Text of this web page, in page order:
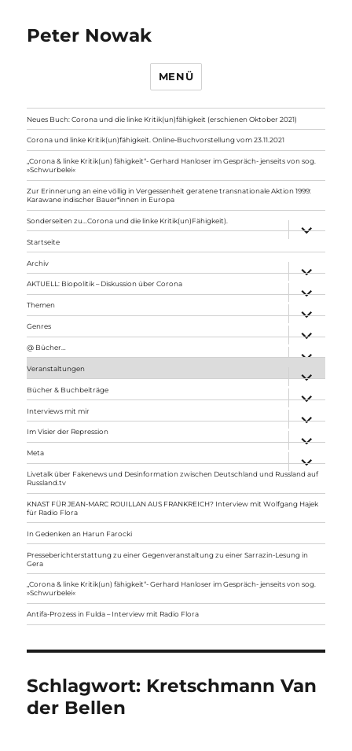
Peter Nowak
MENÜ
Neues Buch: Corona und die linke Kritik(un)fähigkeit (erschienen Oktober 2021)
Corona und linke Kritik(un)fähigkeit. Online-Buchvorstellung vom 23.11.2021
„Corona & linke Kritik(un) fähigkeit“- Gerhard Hanloser im Gespräch- jenseits von sog.
»Schwurbelei«
Zur Erinnerung an eine völlig in Vergessenheit geratene transnationale Aktion 1999:
Karawane indischer Bauer*innen in Europa
Sonderseiten zu…Corona und die linke Kritik(un)Fähigkeit).
anzeigen
Startseite
Archiv
anzeigen
AKTUELL: Biopolitik – Diskussion über Corona
anzeigen
Themen
anzeigen
Genres
anzeigen
@ Bücher…
Veranstaltungen
anzeigen
Bücher & Buchbeiträge
anzeigen
Interviews mit mir
anzeigen
Im Visier der Repression
anzeigen
Meta
anzeigen
Livetalk über Fakenews und Desinformation zwischen Deutschland und Russland auf
Russland.tv
KNAST FÜR JEAN-MARC ROUILLAN AUS FRANKREICH? Interview mit Wolfgang Hajek
für Radio Flora
In Gedenken an Harun Farocki
Presseberichterstattung zu einer Gegenveranstaltung zu einer Sarrazin-Lesung in
Gera
„Corona & linke Kritik(un) fähigkeit“- Gerhard Hanloser im Gespräch- jenseits von sog.
»Schwurbelei«
Antifa-Prozess in Fulda – Interview mit Radio Flora
Schlagwort: Kretschmann Van
der Bellen